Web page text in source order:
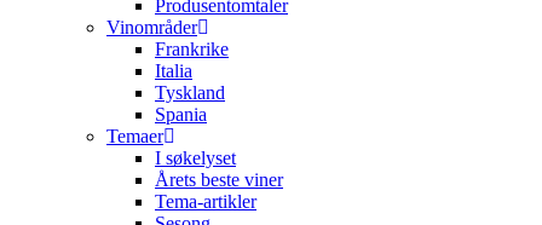
Produsentomtaler
Vinområder
Frankrike
Italia
Tyskland
Spania
Temaer
I søkelyset
Årets beste viner
Tema-artikler